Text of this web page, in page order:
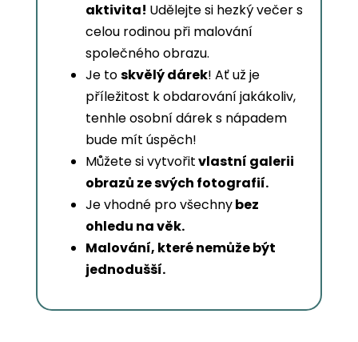
aktivita! Udělejte si hezký večer s
celou rodinou při malování
společného obrazu.
Je toskvělý dárek! Ať už je
příležitost k obdarování jakákoliv,
tenhle osobní dárek s nápadem
bude mít úspěch!
Můžete si vytvořitvlastní galerii
obrazů ze svých fotografií.
Je vhodné pro všechnybez
ohledu na věk.
Malování, které nemůže být
jednodušší.